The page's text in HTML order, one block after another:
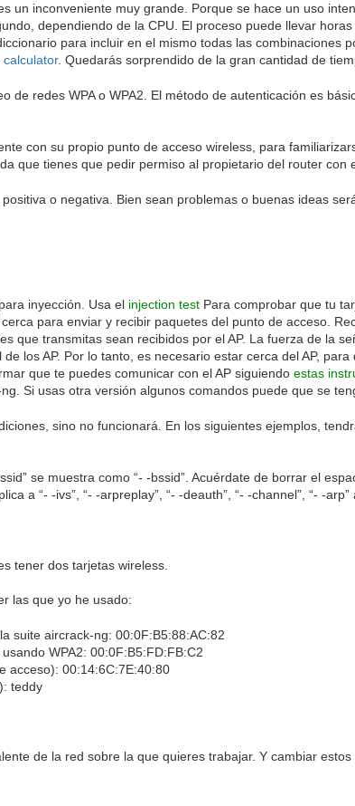
un inconveniente muy grande. Porque se hace un uso
dependiendo de la CPU. El proceso puede llevar
para incluir en el mismo todas las combinaciones
. Quedarás sorprendido de la gran cantidad de
de redes WPA o WPA2. El método de autenticación es
con su propio punto de acceso wireless, para
que tienes que pedir permiso al propietario del router con
o negativa. Bien sean problemas o buenas ideas
inyección. Usa el injection test Para comprobar que tu
para enviar y recibir paquetes del punto de acceso.
que transmitas sean recibidos por el AP. La fuerza de la
los AP. Por lo tanto, es necesario estar cerca del AP,
que te puedes comunicar con el AP siguiendo estas
Si usas otra versión algunos comandos puede que se
sino no funcionará. En los siguientes ejemplos,
se muestra como “- -bssid”. Acuérdate de borrar el
a “- -ivs”, “- -arpreplay”, “- -deauth”, “- -channel”, “- -arp”
tener dos tarjetas wireless.
las que yo he usado:
suite aircrack-ng: 00:0F:B5:88:AC:82
WPA2: 00:0F:B5:FD:FB:C2
acceso): 00:14:6C:7E:40:80
teddy
de la red sobre la que quieres trabajar. Y cambiar